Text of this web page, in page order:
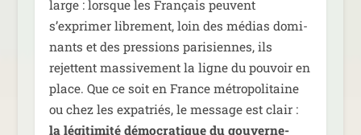
large : lorsque les Français peuvent
s’exprimer libre­ment, loin des médias domi­
nants et des pres­sions pari­siennes, ils
rejettent mas­si­ve­ment la ligne du pou­voir en
place. Que ce soit en France métro­po­li­taine
ou chez les expa­triés, le mes­sage est clair :
la légi­ti­mi­té démo­cra­tique du gou­ver­ne­